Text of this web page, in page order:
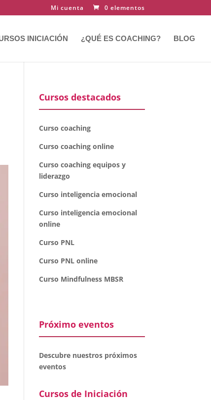
Mi cuenta 0 elementos
INICIACIÓN ¿QUÉ ES COACHING? BLOG
Cursos destacados
Curso coaching
Curso coaching online
Curso coaching equipos y
liderazgo
Curso inteligencia emocional
Curso inteligencia emocional
online
Curso PNL
Curso PNL online
Curso Mindfulness MBSR
Próximo eventos
Descubre nuestros próximos
eventos
Cursos de Iniciación